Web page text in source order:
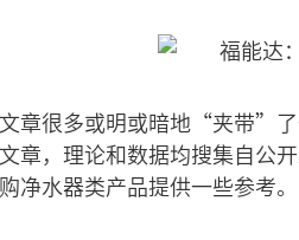
章很多或明或暗地“夹带”
章，理论和数据均搜集自公
净水器类产品提供一些参考。